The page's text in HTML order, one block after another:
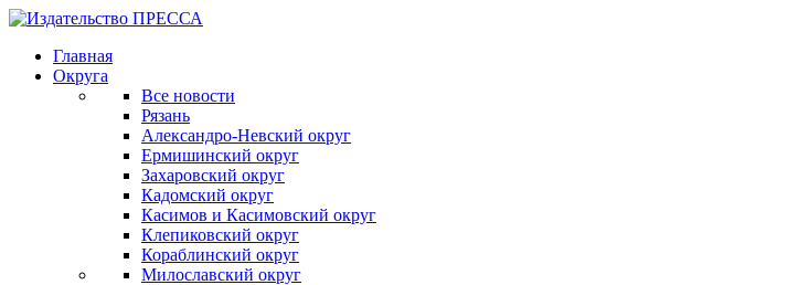
Главная
Округа
Все новости
Рязань
Александро-Невский округ
Ермишинский округ
Захаровский округ
Кадомский округ
Касимов и Касимовский округ
Клепиковский округ
Кораблинский округ
Милославский округ